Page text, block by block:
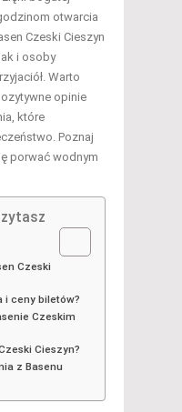
otwarcia
Czeski Cieszyn
i osoby
Warto
opinie
które
Poznaj
porwać wodnym
Czeski
i ceny biletów?
Czeskim
Cieszyn?
z Basenu